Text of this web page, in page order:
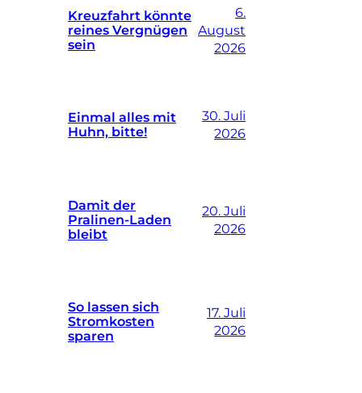
Kreuzfahrt könnte
reines Vergnügen
sein
6.
August
2026
Einmal alles mit
Huhn, bitte!
30. Juli
2026
Damit der
Pralinen-Laden
bleibt
20. Juli
2026
So lassen sich
Stromkosten
sparen
17. Juli
2026